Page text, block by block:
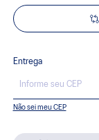
Entrega
Não sei meu CEP